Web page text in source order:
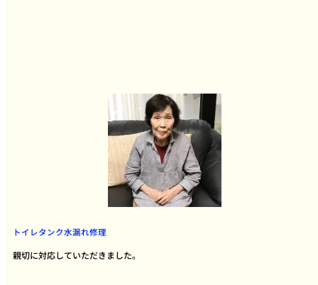
トイレタンク水漏れ修理
親切に対応していただきました。